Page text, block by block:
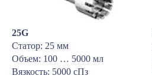
25G
Статор: 25 мм
Объем: 100 … 5000 мл
Вязкость: 5000 сПз